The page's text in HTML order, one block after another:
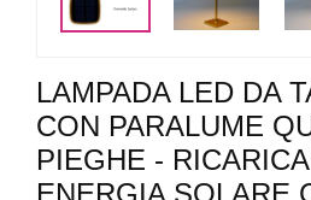
LAMPADA LED DA
CON PARALUME
PIEGHE -
ENERGIA SOLARE